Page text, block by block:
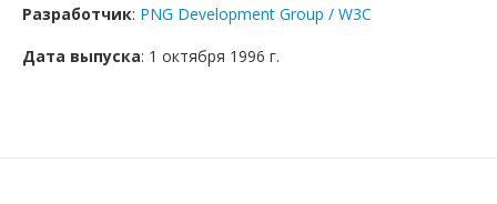
Разработчик: PNG Development Group / W3C
Дата выпуска: 1 октября 1996 г.